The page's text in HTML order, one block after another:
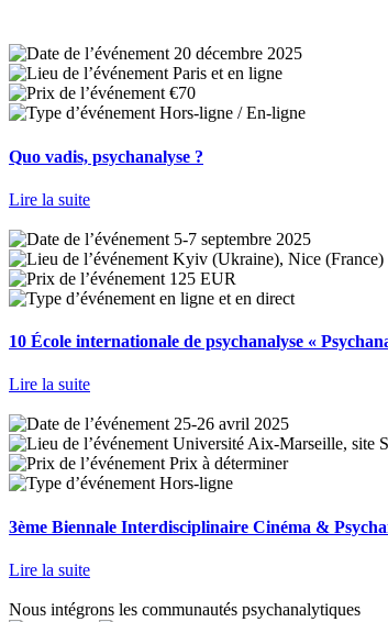
20 décembre 2025
Paris et en ligne
€70
Hors-ligne / En-ligne
Quo vadis, psychanalyse ?
Lire la suite
5-7 septembre 2025
Kyiv (Ukraine), Nice (France)
125 EUR
en ligne et en direct
10 École internationale de psychanalyse «
Lire la suite
25-26 avril 2025
Université Aix-Marseille, site
Prix à déterminer
Hors-ligne
3ème Biennale Interdisciplinaire Cinéma &
Lire la suite
Nous intégrons les communautés psychanalytiques